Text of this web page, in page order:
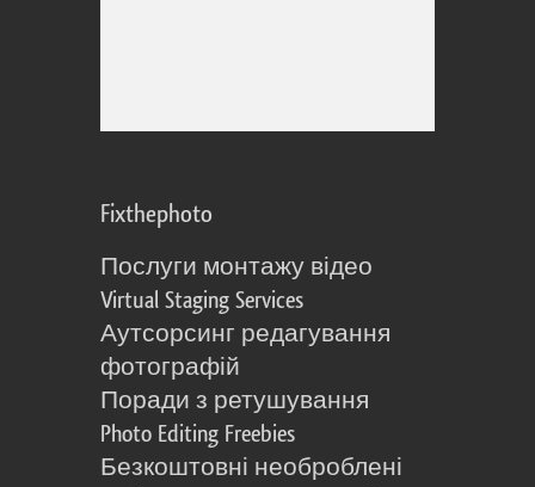
Fixthephoto
Послуги монтажу відео
Virtual Staging Services
Аутсорсинг редагування
фотографій
Поради з ретушування
Photo Editing Freebies
Безкоштовні необроблені